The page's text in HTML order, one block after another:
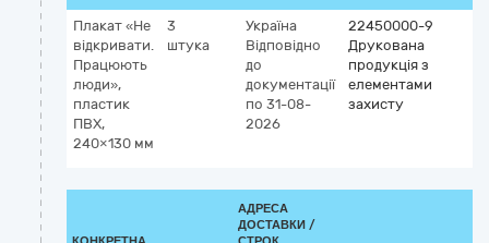
Плакат «Не
відкривати.
Працюють
люди»,
пластик
ПВХ,
240×130 мм
3
штука
Україна
Відповідно
до
документації
по 31-08-
2026
22450000-9
Друкована
продукція з
елементами
захисту
АДРЕСА
ДОСТАВКИ /